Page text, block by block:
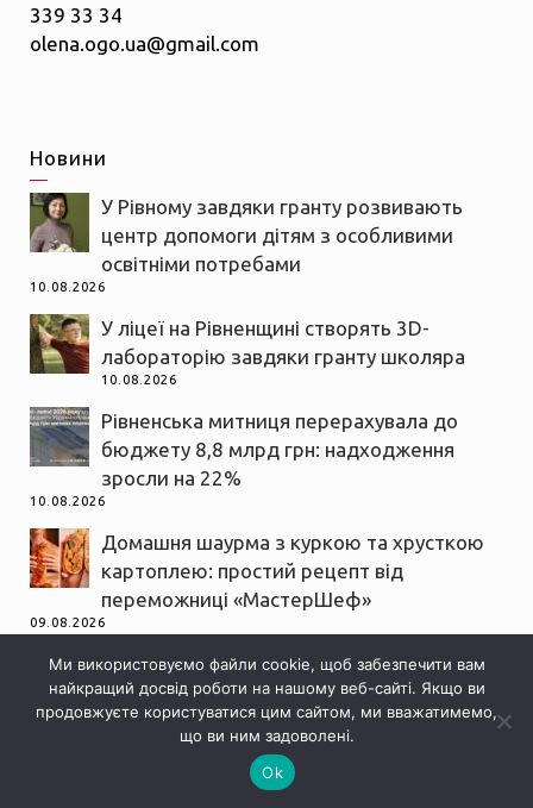
339 33 34
olena.ogo.ua@gmail.com
Новини
У Рівному завдяки гранту розвивають
центр допомоги дітям з особливими
освітніми потребами
10.08.2026
У ліцеї на Рівненщині створять 3D-
лабораторію завдяки гранту школяра
10.08.2026
Рівненська митниця перерахувала до
бюджету 8,8 млрд грн: надходження
зросли на 22%
10.08.2026
Домашня шаурма з куркою та хрусткою
картоплею: простий рецепт від
переможниці «МастерШеф»
09.08.2026
Чи можна спати з увімкненим
вентилятором: кому варто бути
обережним
Ми використовуємо файли cookie, щоб забезпечити вам
найкращий досвід роботи на нашому веб-сайті. Якщо ви
продовжуєте користуватися цим сайтом, ми вважатимемо,
що ви ним задоволені.
Ok